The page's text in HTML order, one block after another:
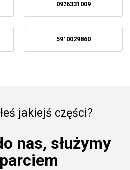
0926331009
5910029860
jakiejś części?
nas, służymy